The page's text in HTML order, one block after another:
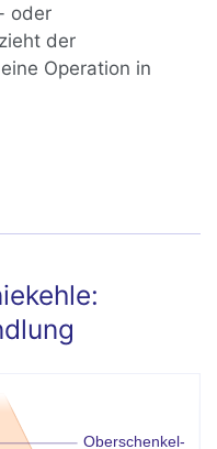
oder
der
eine Operation in
im Knie: Symptome